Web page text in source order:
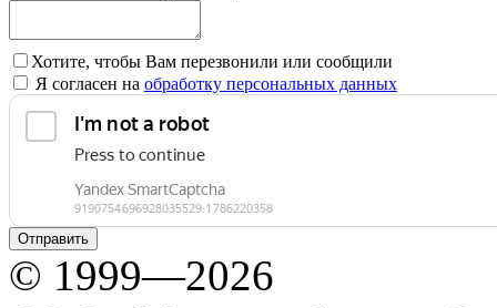
Хотите, чтобы Вам перезвонили или сообщили
Я согласен на обработку персональных данных
© 1999—2026